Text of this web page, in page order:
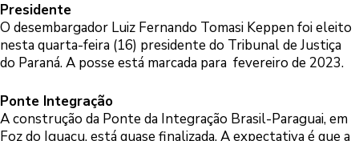
Presidente
O desembargador Luiz Fernando Tomasi Keppen foi eleito
nesta quarta-feira (16) presidente do Tribunal de Justiça
do Paraná. A posse está marcada para fevereiro de 2023.
Ponte Integração
A construção da Ponte da Integração Brasil-Paraguai, em
Foz do Iguaçu, está quase finalizada. A expectativa é que a